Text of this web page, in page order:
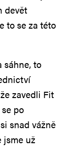
devět
to se za této
sáhne, to
zavedli Fit
po
snad vážně
jsme už